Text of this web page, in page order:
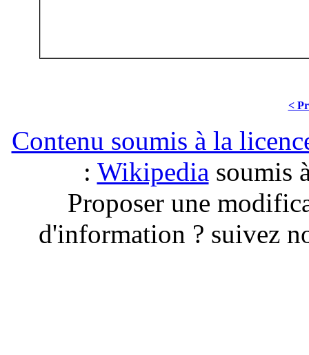
<
Contenu soumis à la
: Wikipedia soumis
Proposer une
d'information ? suivez